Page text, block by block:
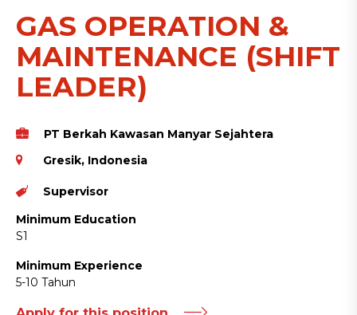
GAS OPERATION &
MAINTENANCE (SHIFT
LEADER)
PT Berkah Kawasan Manyar Sejahtera
Gresik, Indonesia
Supervisor
Minimum Education
S1
Minimum Experience
5-10 Tahun